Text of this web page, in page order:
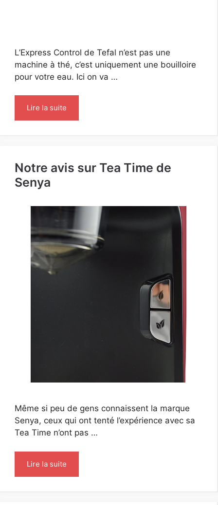
L’Express Control de Tefal n’est pas une
machine à thé, c’est uniquement une bouilloire
pour votre eau. Ici on va …
Lire la suite
Notre avis sur Tea Time de
Senya
Même si peu de gens connaissent la marque
Senya, ceux qui ont tenté l’expérience avec sa
Tea Time n’ont pas …
Lire la suite